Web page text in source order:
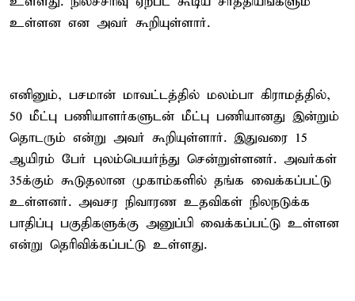
உள்ளன என அவர் கூறியுள்ளார்.
எனினும், பசமான் மாவட்டத்தில் மலம்பா கிராமத்தில்,
50 மீட்பு பணியாளர்களுடன் மீட்பு பணியானது இன்றும்
தொடரும் என்று அவர் கூறியுள்ளார். இதுவரை 15
ஆயிரம் பேர் புலம்பெயர்ந்து சென்றுள்ளனர். அவர்கள்
35க்கும் கூடுதலான முகாம்களில் தங்க வைக்கப்பட்டு
உள்ளனர். அவசர நிவாரண உதவிகள் நிலநடுக்க
பாதிப்பு பகுதிகளுக்கு அனுப்பி வைக்கப்பட்டு உள்ளன
என்று தெரிவிக்கப்பட்டு உள்ளது.